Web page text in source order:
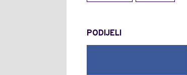
PODIJELI